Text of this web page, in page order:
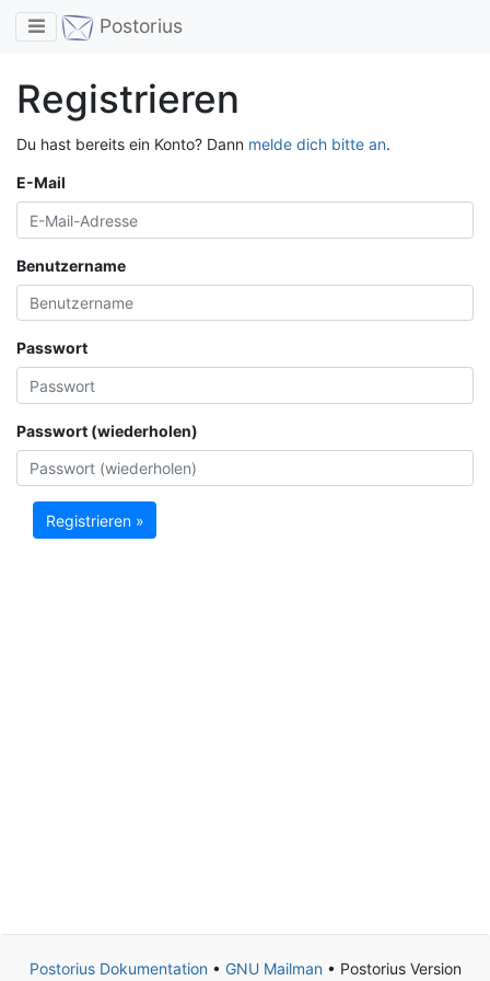
Toggle navigation
Postorius
Registrieren
Du hast bereits ein Konto? Dann melde dich bitte an.
E-Mail
Benutzername
Passwort
Passwort (wiederholen)
Registrieren »
Postorius Dokumentation• GNU Mailman• Postorius Version